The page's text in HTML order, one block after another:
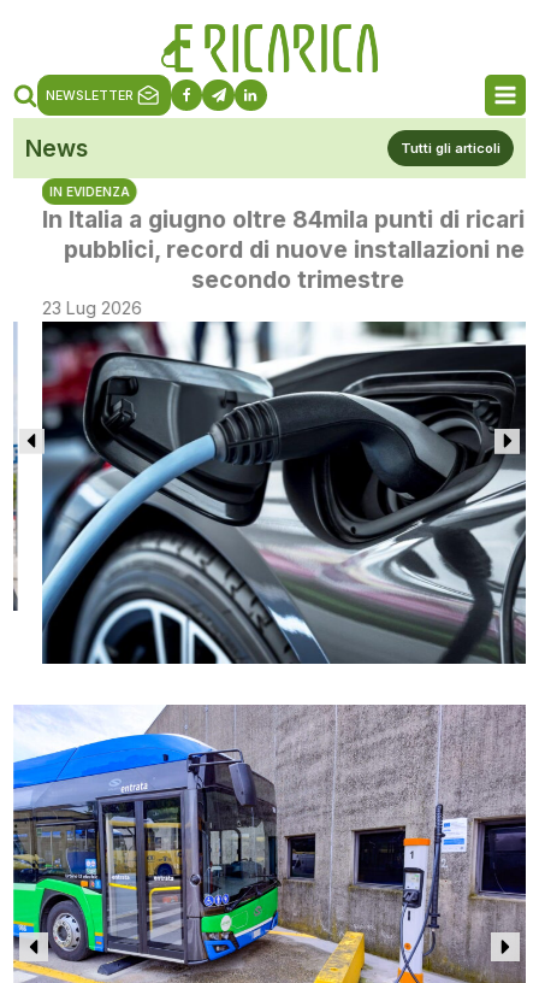
NEWSLETTER
News Tutti gli articoli
IN EVIDENZA
In Italia a giugno oltre 84mila punti di ricarica
pubblici, record di nuove installazioni nel
secondo trimestre
23 Lug 2026